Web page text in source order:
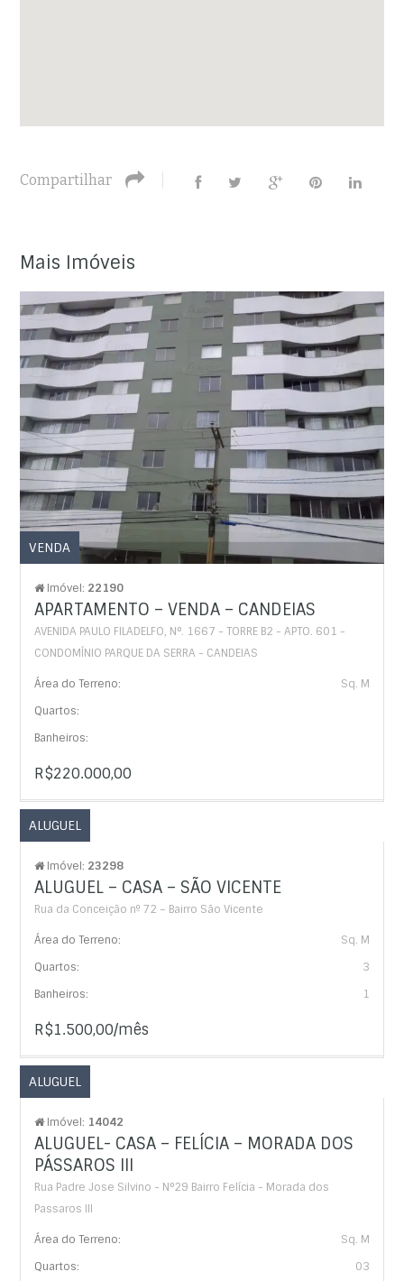
Compartilhar
Mais Imóveis
VENDA
Imóvel: 22190
APARTAMENTO – VENDA – CANDEIAS
AVENIDA PAULO FILADELFO, N°. 1667 - TORRE B2 - APTO. 601 -
CONDOMÍNIO PARQUE DA SERRA - CANDEIAS
Área do Terreno:
Sq. M
Quartos:
Banheiros:
R$220.000,00
ALUGUEL
Imóvel: 23298
ALUGUEL – CASA – SÃO VICENTE
Rua da Conceição nº 72 – Bairro São Vicente
Área do Terreno:
Sq. M
Quartos:
3
Banheiros:
1
R$1.500,00/mês
ALUGUEL
Imóvel: 14042
ALUGUEL- CASA – FELÍCIA – MORADA DOS
PÁSSAROS III
Rua Padre Jose Silvino - N°29 Bairro Felícia - Morada dos
Passaros III
Área do Terreno:
Sq. M
Quartos:
03